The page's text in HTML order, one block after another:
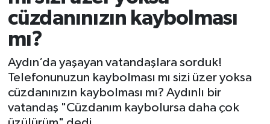
cüzdanınızın kaybolması
mı?
Aydın’da yaşayan vatandaşlara sorduk!
Telefonunuzun kaybolması mı sizi üzer yoksa
cüzdanınızın kaybolması mı? Aydınlı bir
vatandaş "Cüzdanım kaybolursa daha çok
EKONOMİ
BÜLTEN
ÇEVRE
DIŞ
Süper Lig Puan Durumu ve Fikstür
Tüm Manşetler
Son Dakika Haberleri
Haber Arşivi